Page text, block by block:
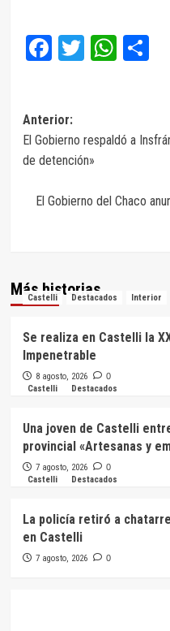
Facebook
Twitter
Navegación
de
Anterior:
El Gobierno respaldó a
de detención»
El Gobierno del Chaco
Más historias
Castelli Destacados Interior
Se realiza en Castelli la
Impenetrable
8 agosto, 2026 0
Castelli Destacados
Una joven de Castelli
provincial «Artesanas y
7 agosto, 2026 0
Castelli Destacados
La policía retiró a
en Castelli
7 agosto, 2026 0